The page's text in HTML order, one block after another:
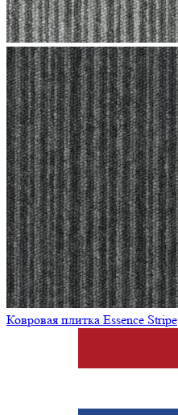
Ковровая плитка Essence Stripe